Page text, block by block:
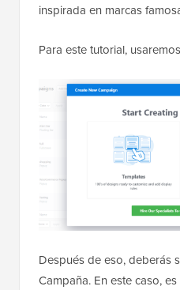
inspirada en marcas
Para este tutorial,
Después de eso, deberás
Campaña. En este caso,